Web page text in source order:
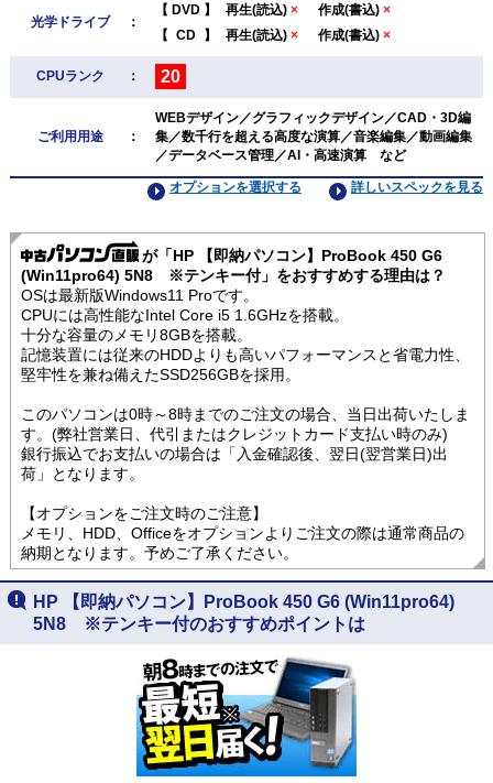
光学ドライブ ：
【 DVD 】 再生(読込) × 作成(書込) ×
【 CD 】 再生(読込) × 作成(書込) ×
CPUランク ： 20
ご利用用途 ：
WEBデザイン／グラフィックデザイン／CAD・3D編
集／数千行を超える高度な演算／音楽編集／動画編集
／データベース管理／AI・高速演算 など
詳しいスペックを見る
オプションを選択する
が「HP 【即納パソコン】ProBook 450 G6
(Win11pro64) 5N8 ※テンキー付」をおすすめする理由は？
OSは最新版Windows11 Proです。
CPUには高性能なIntel Core i5 1.6GHzを搭載。
十分な容量のメモリ8GBを搭載。
記憶装置には従来のHDDよりも高いパフォーマンスと省電力性、
堅牢性を兼ね備えたSSD256GBを採用。
このパソコンは0時～8時までのご注文の場合、当日出荷いたしま
す。(弊社営業日、代引またはクレジットカード支払い時のみ)
銀行振込でお支払いの場合は「入金確認後、翌日(翌営業日)出
荷」となります。
【オプションをご注文時のご注意】
メモリ、HDD、Officeをオプションよりご注文の際は通常商品の
納期となります。予めご了承ください。
HP 【即納パソコン】ProBook 450 G6 (Win11pro64)
5N8 ※テンキー付のおすすめポイントは